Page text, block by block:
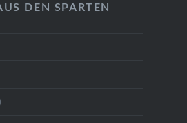
DEN SPARTEN